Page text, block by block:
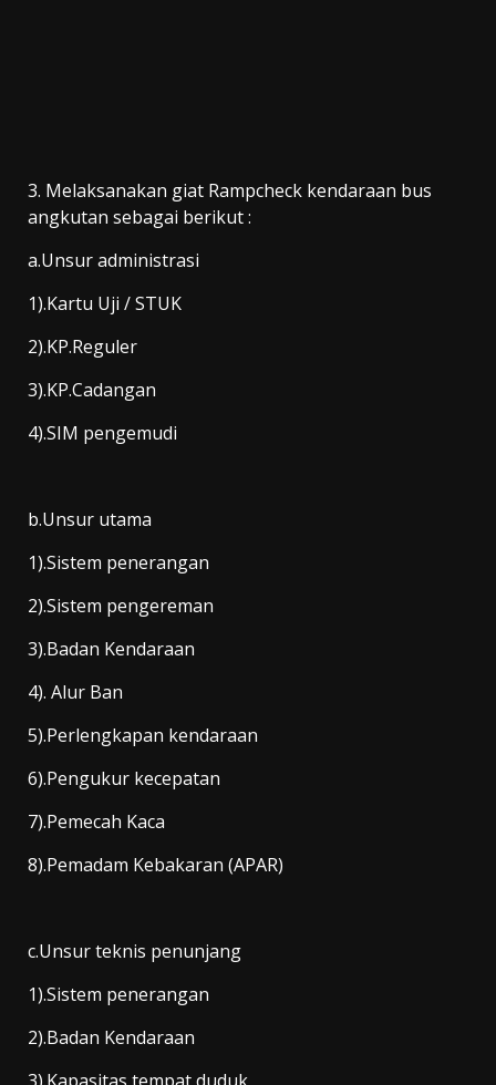
3. Melaksanakan giat Rampcheck kendaraan bus
angkutan sebagai berikut :
a.Unsur administrasi
1).Kartu Uji / STUK
2).KP.Reguler
3).KP.Cadangan
4).SIM pengemudi
b.Unsur utama
1).Sistem penerangan
2).Sistem pengereman
3).Badan Kendaraan
4). Alur Ban
5).Perlengkapan kendaraan
6).Pengukur kecepatan
7).Pemecah Kaca
8).Pemadam Kebakaran (APAR)
c.Unsur teknis penunjang
1).Sistem penerangan
2).Badan Kendaraan
3).Kapasitas tempat duduk